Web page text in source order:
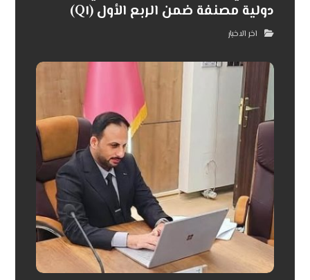
دولية مصنفة ضمن الربع الأول (Q١)
اخر الاخبار